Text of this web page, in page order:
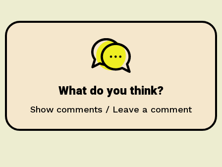
What do you think?
Show comments / Leave a comment